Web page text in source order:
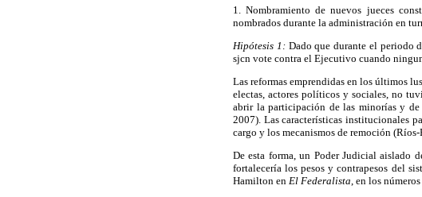
1. Nombramiento de nuevos jueces
nombrados durante la administración en
Hipótesis 1:Dado que durante el periodo
sjcn vote contra el Ejecutivo cuando
Las reformas emprendidas en los últimos
electas, actores políticos y sociales, no
abrir la participación de las minorías y de
2007). Las características institucionales
cargo y los mecanismos de remoción (Ríos-
De esta forma, un Poder Judicial aislado
fortalecería los pesos y contrapesos del
Hamilton en El Federalista, en los